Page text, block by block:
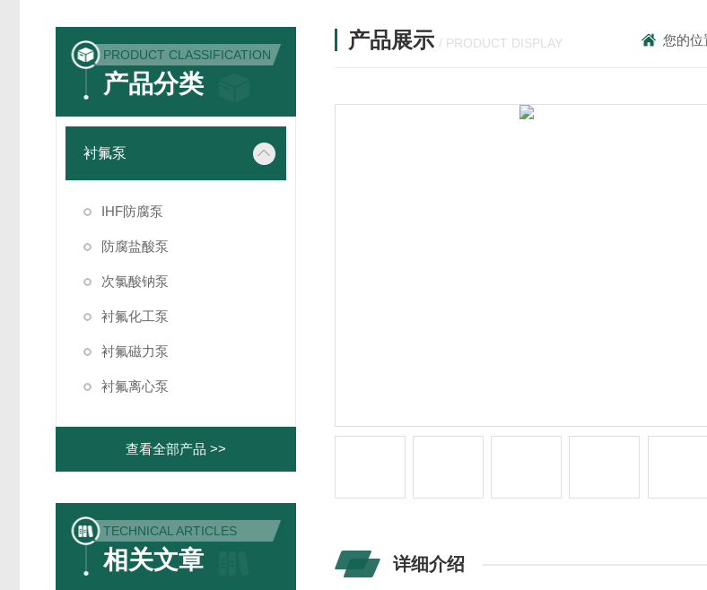
PRODUCT CLASSIFICATION
产品分类
衬氟泵
IHF防腐泵
防腐盐酸泵
次氯酸钠泵
衬氟化工泵
衬氟磁力泵
衬氟离心泵
查看全部产品 >>
TECHNICAL ARTICLES
相关文章
产品展示 / PRODUCT DISPLAY 您的位
详细介绍